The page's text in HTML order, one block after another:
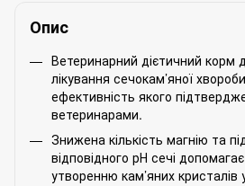
Опис
Ветеринарний дієтичний корм
лікування сечокам’яної
ефективність якого
ветеринарами.
Знижена кількість магнію та
відповідного рН сечі
утворенню кам’яних кристалів